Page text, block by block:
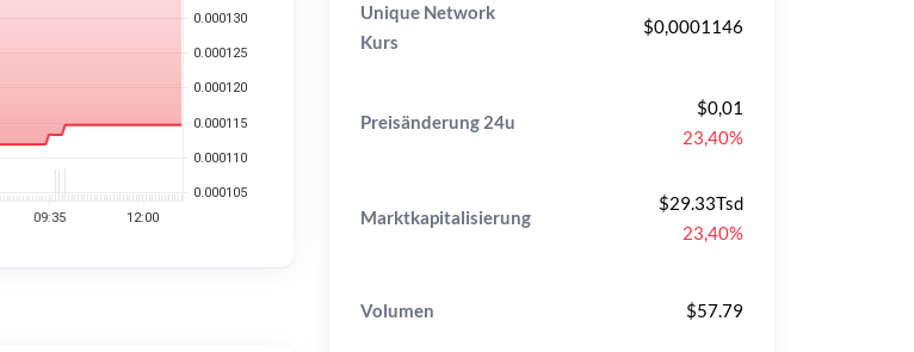
Unique Network
Kurs
$0,0001146
Preisänderung 24u
$0,01
23,40%
Marktkapitalisierung
$29.33Tsd
23,40%
Volumen $57.79